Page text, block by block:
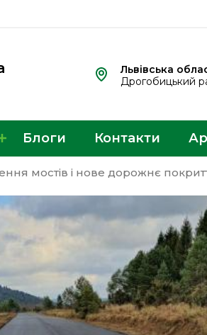
Львівська
Дрогобицький
Блоги Контакти
мостів і нове дорожнє